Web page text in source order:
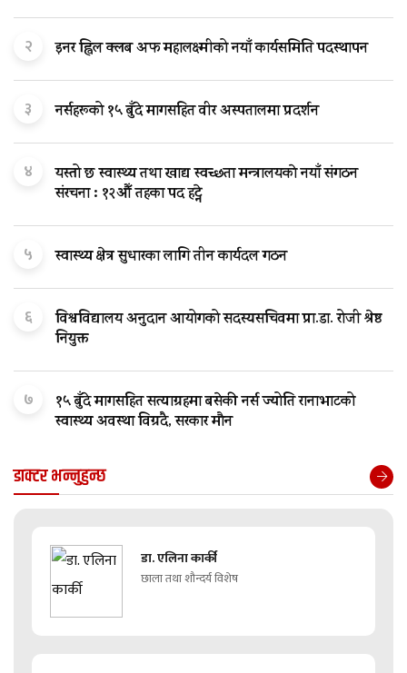
२ इनर ह्विल क्लब अफ महालक्ष्मीको नयाँ कार्यसमिति पदस्थापन
३ नर्सहरूको १५ बुँदे मागसहित वीर अस्पतालमा प्रदर्शन
४
यस्तो छ स्वास्थ्य तथा खाद्य स्वच्छता मन्त्रालयकाे नयाँ संगठन
संरचना : १२औँ तहका पद हट्ने
५ स्वास्थ्य क्षेत्र सुधारका लागि तीन कार्यदल गठन
६
विश्वविद्यालय अनुदान आयोगको सदस्यसचिवमा प्रा.डा. रोजी श्रेष्ठ
नियुक्त
७
१५ बुँदे मागसहित सत्याग्रहमा बसेकी नर्स ज्योति रानाभाटको
स्वास्थ्य अवस्था विग्रदै, सरकार मौन
डाक्टर भन्नुहुन्छ
डा. एलिना कार्की
छाला तथा शौन्दर्य विशेष